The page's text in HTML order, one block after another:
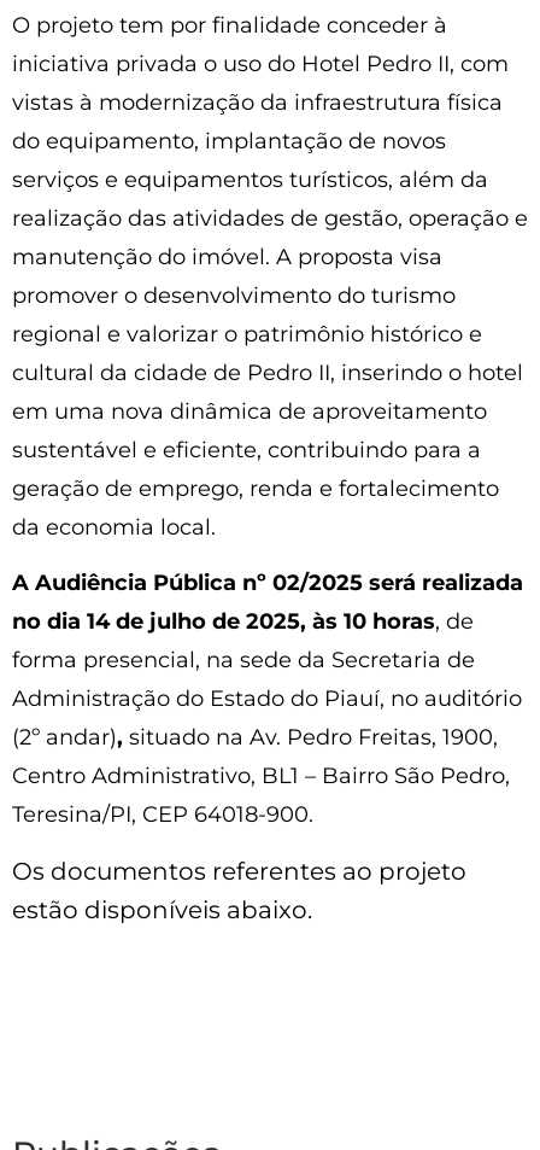
O projeto tem por finalidade conceder à
iniciativa privada o uso do Hotel Pedro II, com
vistas à modernização da infraestrutura física
do equipamento, implantação de novos
serviços e equipamentos turísticos, além da
realização das atividades de gestão, operação e
manutenção do imóvel. A proposta visa
promover o desenvolvimento do turismo
regional e valorizar o patrimônio histórico e
cultural da cidade de Pedro II, inserindo o hotel
em uma nova dinâmica de aproveitamento
sustentável e eficiente, contribuindo para a
geração de emprego, renda e fortalecimento
da economia local.
A Audiência Pública nº 02/2025 será realizada
no dia 14 de julho de 2025, às 10 horas, de
forma presencial, na sede da Secretaria de
Administração do Estado do Piauí, no auditório
(2º andar), situado na Av. Pedro Freitas, 1900,
Centro Administrativo, BL1 – Bairro São Pedro,
Teresina/PI, CEP 64018-900.
Os documentos referentes ao projeto
estão disponíveis abaixo.